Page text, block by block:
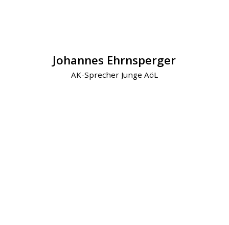
Johannes Ehrnsperger
AK-Sprecher Junge AöL